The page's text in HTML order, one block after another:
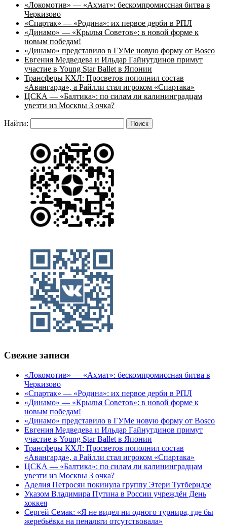
«Локомотив» — «Ахмат»: бескомпромиссная битва в
Черкизово
«Спартак» — «Родина»: их первое дерби в РПЛ
«Динамо» — «Крылья Советов»: в новой форме к
новым победам!
«Динамо» представило в ГУМе новую форму от Bosco
Евгения Медведева и Ильдар Гайнутдинов примут
участие в Young Star Ballet в Японии
Трансферы КХЛ: Просветов пополнил состав
«Авангарда», а Райлли стал игроком «Спартака»
ЦСКА — «Балтика»: по силам ли калининградцам
увезти из Москвы 3 очка?
Найти:
Свежие записи
«Локомотив» — «Ахмат»: бескомпромиссная битва в
Черкизово
«Спартак» — «Родина»: их первое дерби в РПЛ
«Динамо» — «Крылья Советов»: в новой форме к
новым победам!
«Динамо» представило в ГУМе новую форму от Bosco
Евгения Медведева и Ильдар Гайнутдинов примут
участие в Young Star Ballet в Японии
Трансферы КХЛ: Просветов пополнил состав
«Авангарда», а Райлли стал игроком «Спартака»
ЦСКА — «Балтика»: по силам ли калининградцам
увезти из Москвы 3 очка?
Аделия Петросян покинула группу Этери Тутберидзе
Указом Владимира Путина в России учреждён День
хоккея
Сергей Семак: «Я не видел ни одного турнира, где бы
жеребьёвка на пенальти отсутствовала»